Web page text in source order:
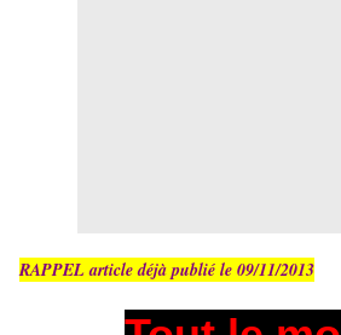
RAPPEL article déjà publié le 09/11/2013